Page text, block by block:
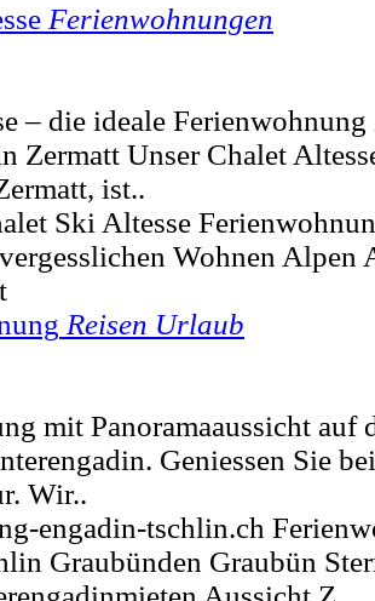
Ferienwohnungen
– die ideale
Zermatt Unser Chalet
ist..
Ski Altesse
Wohnen Alpen
Reisen Urlaub
mit Panoramaaussicht auf
Geniessen Sie
Wir..
engadin-tschlin.ch
Graubünden Graubün